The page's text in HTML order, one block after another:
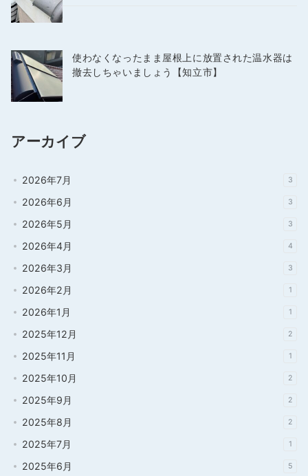
使わなくなったまま屋根上に放置された温水器は
撤去しちゃいましょう【知立市】
アーカイブ
2026年7月 3
2026年6月 3
2026年5月 3
2026年4月 4
2026年3月 3
2026年2月 1
2026年1月 1
2025年12月 2
2025年11月 1
2025年10月 2
2025年9月 2
2025年8月 2
2025年7月 1
2025年6月 5